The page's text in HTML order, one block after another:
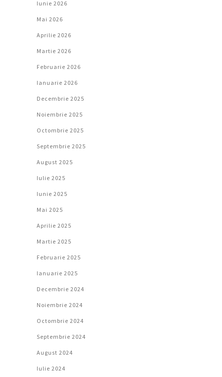
Iunie 2026
Mai 2026
Aprilie 2026
Martie 2026
Februarie 2026
Ianuarie 2026
Decembrie 2025
Noiembrie 2025
Octombrie 2025
Septembrie 2025
August 2025
Iulie 2025
Iunie 2025
Mai 2025
Aprilie 2025
Martie 2025
Februarie 2025
Ianuarie 2025
Decembrie 2024
Noiembrie 2024
Octombrie 2024
Septembrie 2024
August 2024
Iulie 2024